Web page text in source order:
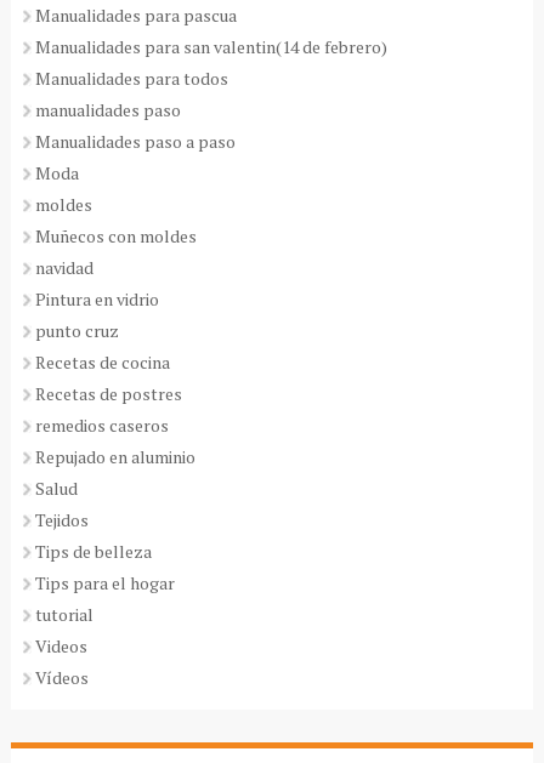
Manualidades para pascua
Manualidades para san valentin(14 de febrero)
Manualidades para todos
manualidades paso
Manualidades paso a paso
Moda
moldes
Muñecos con moldes
navidad
Pintura en vidrio
punto cruz
Recetas de cocina
Recetas de postres
remedios caseros
Repujado en aluminio
Salud
Tejidos
Tips de belleza
Tips para el hogar
tutorial
Videos
Vídeos